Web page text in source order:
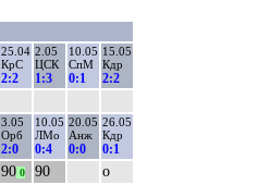
25.04
КрС
2:2
2.05
ЦСК
1:3
10.05
СпМ
0:1
15.05
Кдр
2:2
3.05
Орб
2:0
10.05
ЛМо
0:4
20.05
Анж
0:0
26.05
Кдр
0:1
900 90 о